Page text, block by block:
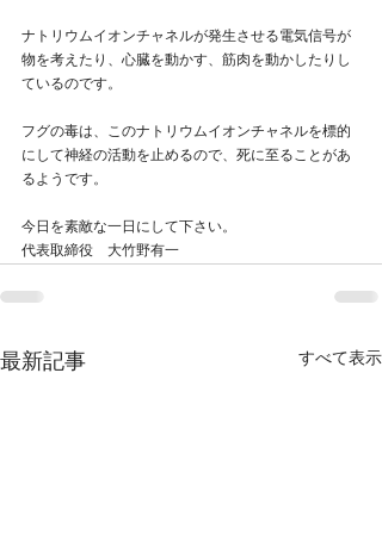
ナトリウムイオンチャネルが発生させる電気信号が
物を考えたり、心臓を動かす、筋肉を動かしたりし
ているのです。
フグの毒は、このナトリウムイオンチャネルを標的
にして神経の活動を止めるので、死に至ることがあ
るようです。
今日を素敵な一日にして下さい。
代表取締役　大竹野有一
最新記事 すべて表示